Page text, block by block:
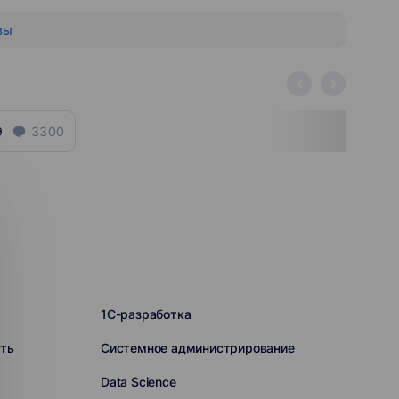
3300
1C-разработка
Системное администрирование
Data Science